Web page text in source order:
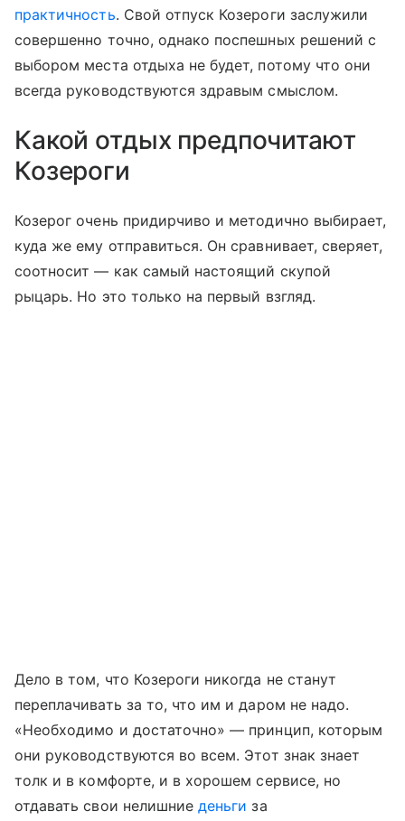
практичность. Свой отпуск Козероги заслужили
совершенно точно, однако поспешных решений с
выбором места отдыха не будет, потому что они
всегда руководствуются здравым смыслом.
Какой отдых предпочитают
Козероги
Козерог очень придирчиво и методично выбирает,
куда же ему отправиться. Он сравнивает, сверяет,
соотносит — как самый настоящий скупой
рыцарь. Но это только на первый взгляд.
Дело в том, что Козероги никогда не станут
переплачивать за то, что им и даром не надо.
«Необходимо и достаточно» — принцип, которым
они руководствуются во всем. Этот знак знает
толк и в комфорте, и в хорошем сервисе, но
отдавать свои нелишниеденьги за